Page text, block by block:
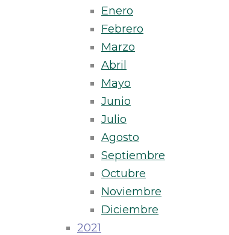
Enero
Febrero
Marzo
Abril
Mayo
Junio
Julio
Agosto
Septiembre
Octubre
Noviembre
Diciembre
2021